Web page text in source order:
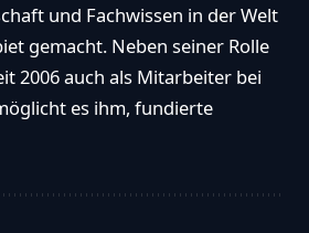
und Fachwissen in der Welt
gemacht. Neben seiner Rolle
2006 auch als Mitarbeiter bei
es ihm, fundierte